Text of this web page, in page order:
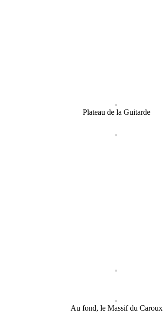
Plateau de la Guitarde
Au fond, le Massif du Caroux